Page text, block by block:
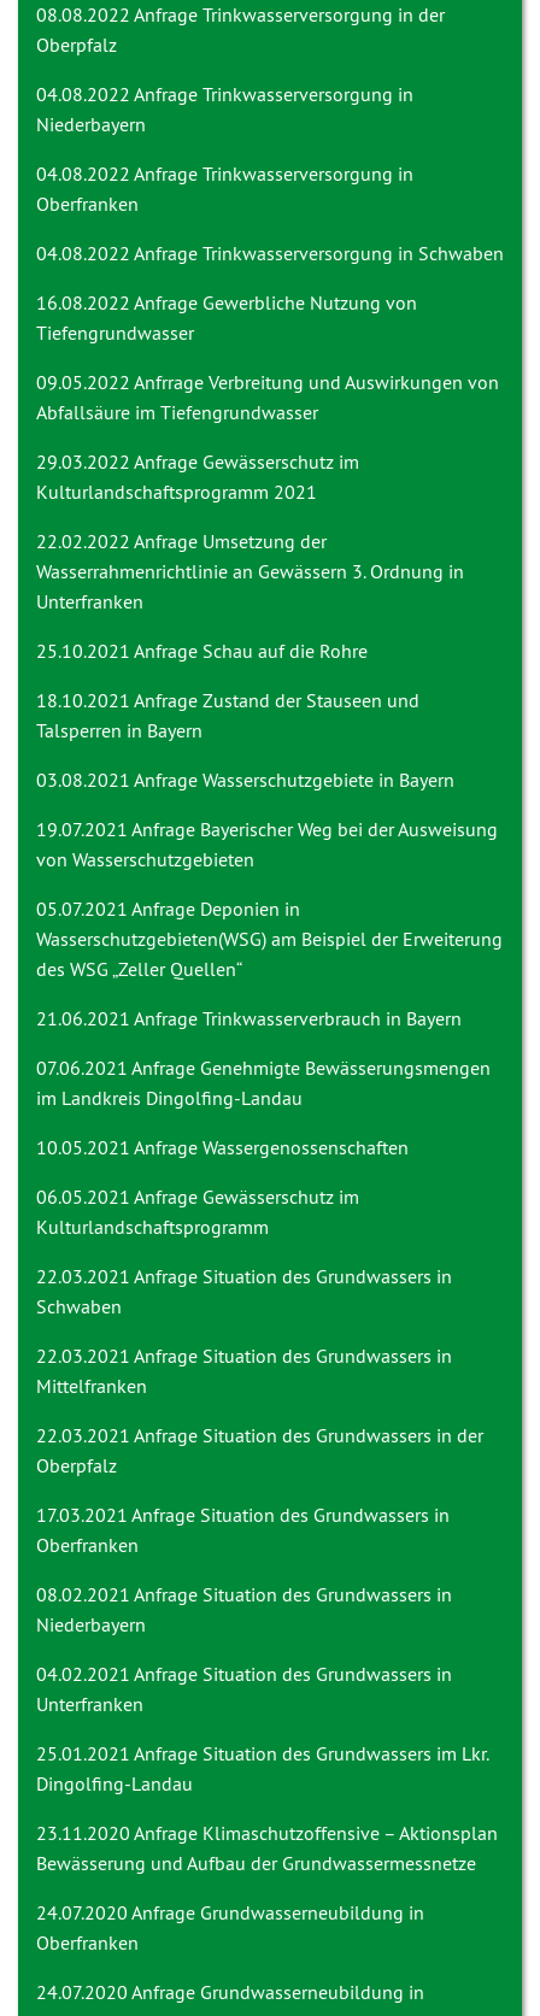
08.08.2022 Anfrage Trinkwasserversorgung in der
Oberpfalz
04.08.2022 Anfrage Trinkwasserversorgung in
Niederbayern
04.08.2022 Anfrage Trinkwasserversorgung in
Oberfranken
04.08.2022 Anfrage Trinkwasserversorgung in Schwaben
16.08.2022 Anfrage Gewerbliche Nutzung von
Tiefengrundwasser
09.05.2022 Anfrrage Verbreitung und Auswirkungen von
Abfallsäure im Tiefengrundwasser
29.03.2022 Anfrage Gewässerschutz im
Kulturlandschaftsprogramm 2021
22.02.2022 Anfrage Umsetzung der
Wasserrahmenrichtlinie an Gewässern 3. Ordnung in
Unterfranken
25.10.2021 Anfrage Schau auf die Rohre
18.10.2021 Anfrage Zustand der Stauseen und
Talsperren in Bayern
03.08.2021 Anfrage Wasserschutzgebiete in Bayern
19.07.2021 Anfrage Bayerischer Weg bei der Ausweisung
von Wasserschutzgebieten
05.07.2021 Anfrage Deponien in
Wasserschutzgebieten(WSG) am Beispiel der Erweiterung
des WSG „Zeller Quellen“
21.06.2021 Anfrage Trinkwasserverbrauch in Bayern
07.06.2021 Anfrage Genehmigte Bewässerungsmengen
im Landkreis Dingolfing-Landau
10.05.2021 Anfrage Wassergenossenschaften
06.05.2021 Anfrage Gewässerschutz im
Kulturlandschaftsprogramm
22.03.2021 Anfrage Situation des Grundwassers in
Schwaben
22.03.2021 Anfrage Situation des Grundwassers in
Mittelfranken
22.03.2021 Anfrage Situation des Grundwassers in der
Oberpfalz
17.03.2021 Anfrage Situation des Grundwassers in
Oberfranken
08.02.2021 Anfrage Situation des Grundwassers in
Niederbayern
04.02.2021 Anfrage Situation des Grundwassers in
Unterfranken
25.01.2021 Anfrage Situation des Grundwassers im Lkr.
Dingolfing-Landau
23.11.2020 Anfrage Klimaschutzoffensive – Aktionsplan
Bewässerung und Aufbau der Grundwassermessnetze
24.07.2020 Anfrage Grundwasserneubildung in
Oberfranken
24.07.2020 Anfrage Grundwasserneubildung in